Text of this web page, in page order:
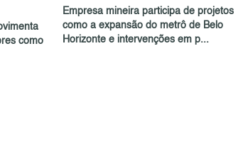
como
Empresa mineira participa de projetos
como a expansão do metrô de Belo
Horizonte e intervenções em p...